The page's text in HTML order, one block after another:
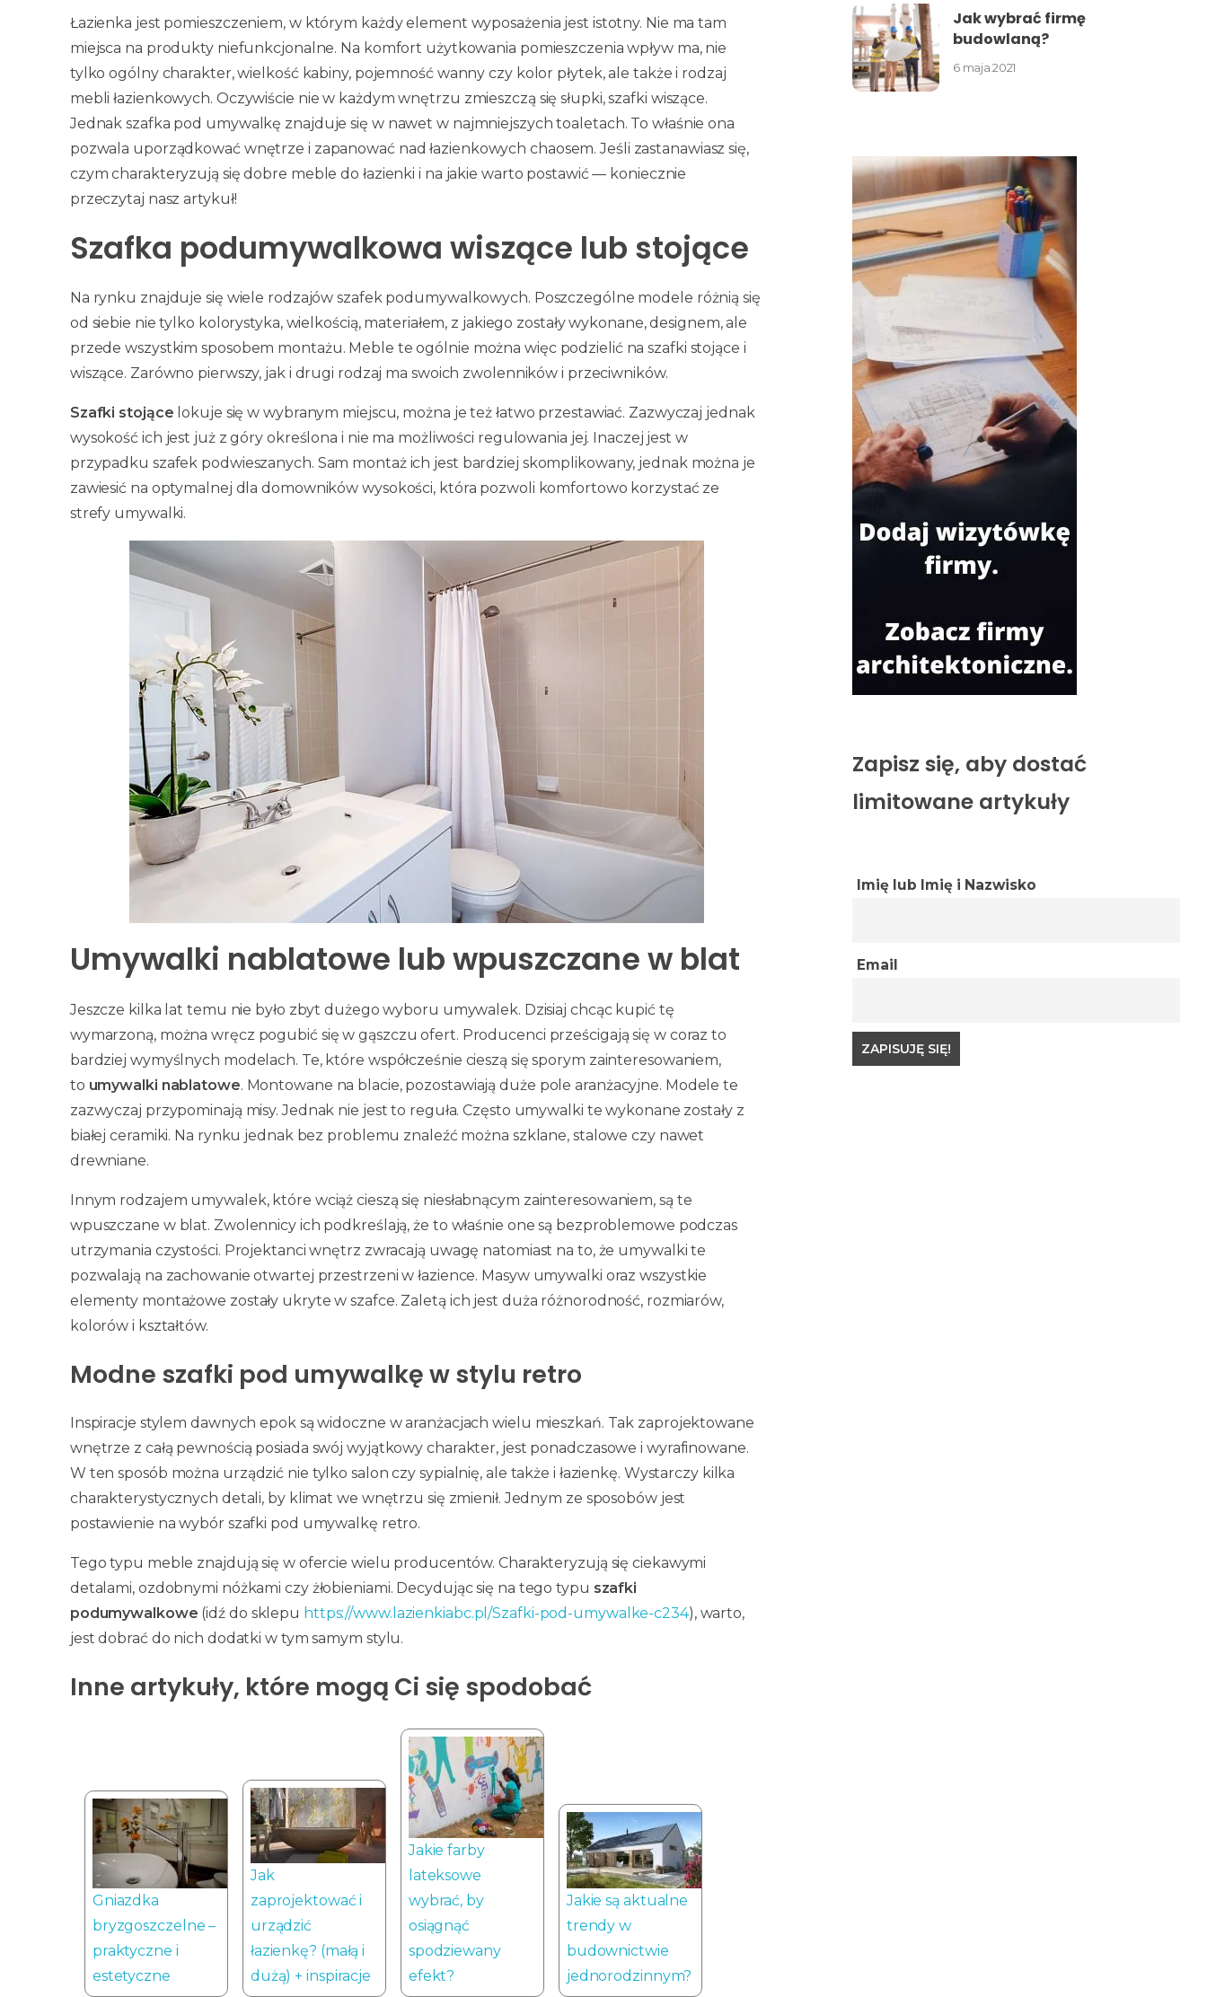
Łazienka jest pomieszczeniem, w którym każdy element wyposażenia jest istotny. Nie ma tam
miejsca na produkty niefunkcjonalne. Na komfort użytkowania pomieszczenia wpływ ma, nie
tylko ogólny charakter, wielkość kabiny, pojemność wanny czy kolor płytek, ale także i rodzaj
mebli łazienkowych. Oczywiście nie w każdym wnętrzu zmieszczą się słupki, szafki wiszące.
Jednak szafka pod umywalkę znajduje się w nawet w najmniejszych toaletach. To właśnie ona
pozwala uporządkować wnętrze i zapanować nad łazienkowych chaosem. Jeśli zastanawiasz się,
czym charakteryzują się dobre meble do łazienki i na jakie warto postawić — koniecznie
przeczytaj nasz artykuł!
Szafka podumywalkowa wiszące lub stojące
Na rynku znajduje się wiele rodzajów szafek podumywalkowych. Poszczególne modele różnią się
od siebie nie tylko kolorystyka, wielkością, materiałem, z jakiego zostały wykonane, designem, ale
przede wszystkim sposobem montażu. Meble te ogólnie można więc podzielić na szafki stojące i
wiszące. Zarówno pierwszy, jak i drugi rodzaj ma swoich zwolenników i przeciwników.
Szafki stojące lokuje się w wybranym miejscu, można je też łatwo przestawiać. Zazwyczaj jednak
wysokość ich jest już z góry określona i nie ma możliwości regulowania jej. Inaczej jest w
przypadku szafek podwieszanych. Sam montaż ich jest bardziej skomplikowany, jednak można je
zawiesić na optymalnej dla domowników wysokości, która pozwoli komfortowo korzystać ze
strefy umywalki.
Umywalki nablatowe lub wpuszczane w blat
Jeszcze kilka lat temu nie było zbyt dużego wyboru umywalek. Dzisiaj chcąc kupić tę
wymarzoną, można wręcz pogubić się w gąszczu ofert. Producenci prześcigają się w coraz to
bardziej wymyślnych modelach. Te, które współcześnie cieszą się sporym zainteresowaniem,
to umywalki nablatowe. Montowane na blacie, pozostawiają duże pole aranżacyjne. Modele te
zazwyczaj przypominają misy. Jednak nie jest to reguła. Często umywalki te wykonane zostały z
białej ceramiki. Na rynku jednak bez problemu znaleźć można szklane, stalowe czy nawet
drewniane.
Innym rodzajem umywalek, które wciąż cieszą się niesłabnącym zainteresowaniem, są te
wpuszczane w blat. Zwolennicy ich podkreślają, że to właśnie one są bezproblemowe podczas
utrzymania czystości. Projektanci wnętrz zwracają uwagę natomiast na to, że umywalki te
pozwalają na zachowanie otwartej przestrzeni w łazience. Masyw umywalki oraz wszystkie
elementy montażowe zostały ukryte w szafce. Zaletą ich jest duża różnorodność, rozmiarów,
kolorów i kształtów.
Modne szafki pod umywalkę w stylu retro
Inspiracje stylem dawnych epok są widoczne w aranżacjach wielu mieszkań. Tak zaprojektowane
wnętrze z całą pewnością posiada swój wyjątkowy charakter, jest ponadczasowe i wyrafinowane.
W ten sposób można urządzić nie tylko salon czy sypialnię, ale także i łazienkę. Wystarczy kilka
charakterystycznych detali, by klimat we wnętrzu się zmienił. Jednym ze sposobów jest
postawienie na wybór szafki pod umywalkę retro.
Tego typu meble znajdują się w ofercie wielu producentów. Charakteryzują się ciekawymi
detalami, ozdobnymi nóżkami czy żłobieniami. Decydując się na tego typu szafki
podumywalkowe (idź do sklepu https://www.lazienkiabc.pl/Szafki-pod-umywalke-c234), warto,
jest dobrać do nich dodatki w tym samym stylu.
Inne artykuły, które mogą Ci się spodobać
Gniazdka
bryzgoszczelne –
praktyczne i
estetyczne
Jak
zaprojektować i
urządzić
łazienkę? (małą i
dużą) + inspiracje
Jakie farby
lateksowe
wybrać, by
osiągnąć
spodziewany
efekt?
Jakie są aktualne
trendy w
budownictwie
jednorodzinnym?
Jak wybrać firmę
budowlaną?
6 maja 2021
Zapisz się, aby dostać
limitowane artykuły
Imię lub Imię i Nazwisko
Email